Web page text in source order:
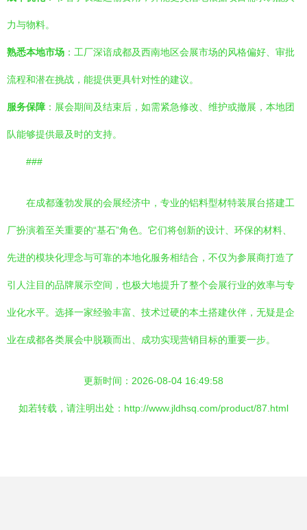
力与物料。
熟悉本地市场 ：工厂深谙成都及西南地区会展市场的风格偏好、审批
流程和潜在挑战，能提供更具针对性的建议。
服务保障 ：展会期间及结束后，如需紧急修改、维护或撤展，本地团
队能够提供最及时的支持。
###
在成都蓬勃发展的会展经济中，专业的铝料型材特装展台搭建工
厂扮演着至关重要的“基石”角色。它们将创新的设计、环保的材料、
先进的模块化理念与可靠的本地化服务相结合，不仅为参展商打造了
引人注目的品牌展示空间，也极大地提升了整个会展行业的效率与专
业化水平。选择一家经验丰富、技术过硬的本土搭建伙伴，无疑是企
业在成都各类展会中脱颖而出、成功实现营销目标的重要一步。
更新时间：2026-08-04 16:49:58
如若转载，请注明出处：http://www.jldhsq.com/product/87.html